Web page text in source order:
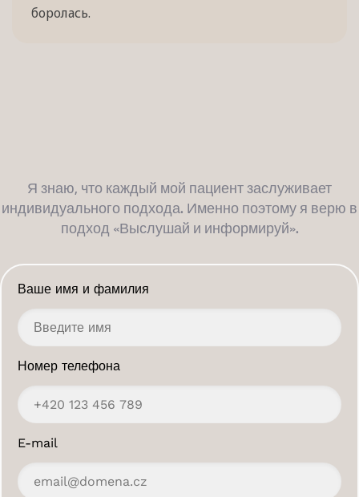
боролась.
Я знаю, что каждый мой пациент заслуживает
индивидуального подхода. Именно поэтому я верю в
подход «Выслушай и информируй».
Ваше имя и фамилия
Номер телефона
E-mail